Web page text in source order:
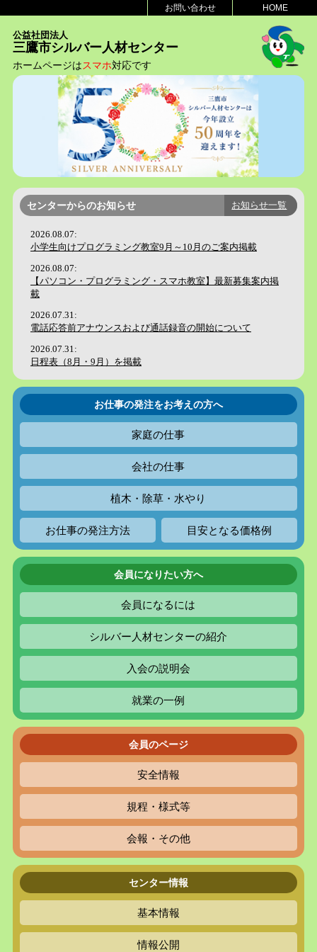
HOME
お問い合わせ
公益社団法人
三鷹市シルバー人材センター
ホームページはスマホ対応です
センターからのお知らせ お知らせ一覧
お仕事の発注をお考えの方へ
家庭の仕事
会社の仕事
植木・除草・水やり
お仕事の発注方法 目安となる価格例
会員になりたい方へ
会員になるには
シルバー人材センターの紹介
入会の説明会
就業の一例
会員のページ
安全情報
規程・様式等
会報・その他
センター情報
基本情報
情報公開